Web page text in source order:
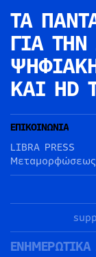
ΤΑ
ΓΙΑ ΤΗΝ
ΚΑΙ HD
ΕΠΙΚΟΙΝΩΝΙΑ
LIBRA PRESS
ΕΝΗΜΕΡΩΤΙΚΑ